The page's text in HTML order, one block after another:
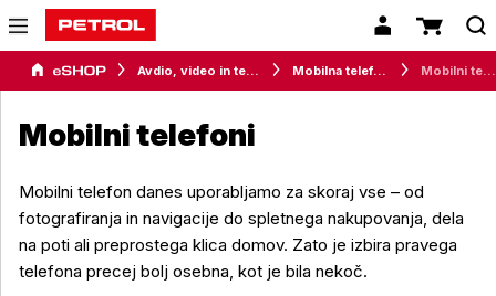
Avdio, video in telefonija Mobilna telefonija Mobilni telefoni
Mobilni telefoni
Mobilni telefon danes uporabljamo za skoraj vse – od
fotografiranja in navigacije do spletnega nakupovanja, dela
na poti ali preprostega klica domov. Zato je izbira pravega
telefona precej bolj osebna, kot je bila nekoč.